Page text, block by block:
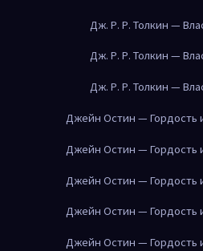
Дж. Р. Р. Толкин —
Дж. Р. Р. Толкин —
Дж. Р. Р. Толкин —
Джейн Остин — Гордость
Джейн Остин — Гордость
Джейн Остин — Гордость
Джейн Остин — Гордость
Джейн Остин — Гордость